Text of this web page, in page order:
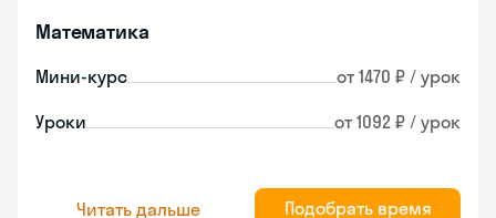
Математика
Мини-курс от 1470 ₽ / урок
Уроки от 1092 ₽ / урок
Читать дальше Подобрать время